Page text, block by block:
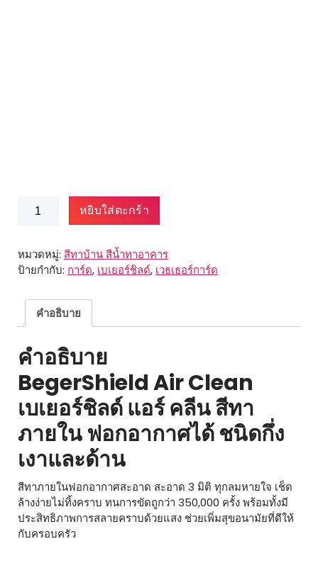
จำนวน
BegerShield
ชิ้น
หยิบใส่ตะกร้า
หมวดหมู่: สีทาบ้าน สีน้ำทาอาคาร
ป้ายกำกับ: การ์ด, เบเยอร์ชิลด์, เวธเธอร์การ์ด
คำอธิบาย
คำอธิบาย
BegerShield Air Clean
เบเยอร์ชิลด์ แอร์ คลีน สีทา
ภายใน ฟอกอากาศได้ ชนิดกึ่ง
เงาและด้าน
สีทาภายในฟอกอากาศสะอาด สะอาด 3 มิติ ทุกลมหายใจ เช็ด
ล้างง่ายไม่ทิ้งคราบ ทนการขัดถูกว่า 350,000 ครั้ง พร้อมทั้งมี
ประสิทธิภาพการสลายคราบด้วยแสง ช่วยเพิ่มสุขอนามัยที่ดีให้
กับครอบครัว